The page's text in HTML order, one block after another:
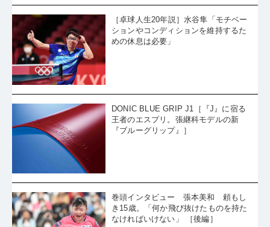
［卓球人生20年説］水谷隼「モチベー
ションやコンディションを維持するた
めの休息は必要」
DONIC BLUE GRIP J1［『J』に宿る
王者のエスプリ。張継科モデルの新
『ブルーグリップ』］
巻頭インタビュー 張本美和 頼もし
き15歳。「何か飛び抜けたものを持た
なければいけない」 ［後編］